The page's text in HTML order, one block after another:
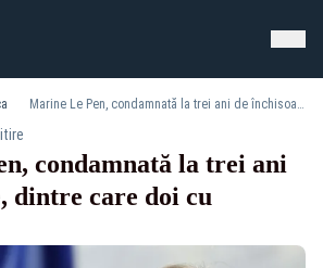
Marine Le Pen, condamnată la trei ani de închisoare, dintre care doi cu suspendare
condamnată la trei ani
dintre care doi cu